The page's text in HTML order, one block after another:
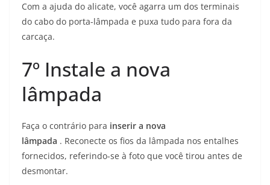
Com a ajuda do alicate, você agarra um dos terminais
do cabo do porta-lâmpada e puxa tudo para fora da
carcaça.
7º Instale a nova
lâmpada
Faça o contrário para inserir a nova
lâmpada . Reconecte os fios da lâmpada nos entalhes
fornecidos, referindo-se à foto que você tirou antes de
desmontar.